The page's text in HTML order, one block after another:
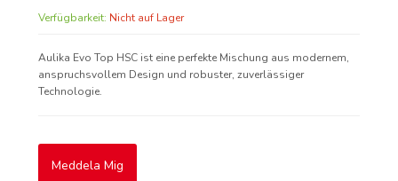
Verfügbarkeit: Nicht auf Lager
Aulika Evo Top HSC ist eine perfekte Mischung aus modernem,
anspruchsvollem Design und robuster, zuverlässiger
Technologie.
Meddela Mig